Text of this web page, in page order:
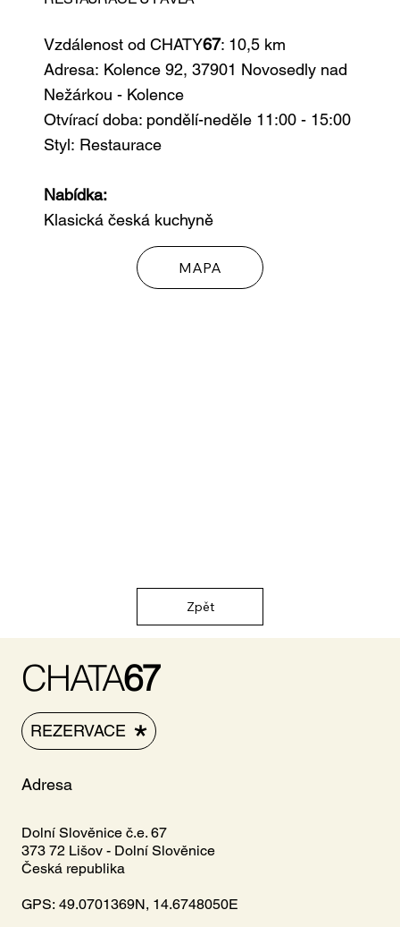
Vzdálenost od CHATY67: 10,5 km
Adresa: Kolence 92, 37901 Novosedly nad
Nežárkou - Kolence
Otvírací doba: pondělí-neděle 11:00 - 15:00
Styl: Restaurace
Nabídka:
Klasická česká kuchyně
MAPA
Zpět
CHATA67
REZERVACE
Adresa
Dolní Slověnice č.e. 67
373 72 Lišov - Dolní Slověnice
Česká republika
GPS: 49.0701369N, 14.6748050E